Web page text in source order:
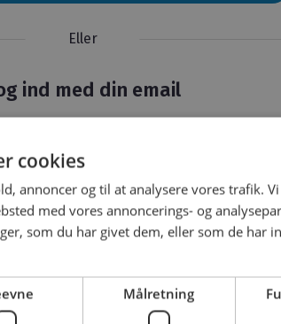
Eller
ind med din email
Glemt
Log ind
cookies
annoncer og til at analysere vores trafik.
med vores annoncerings- og
som du har givet dem, eller som de har
Målretning